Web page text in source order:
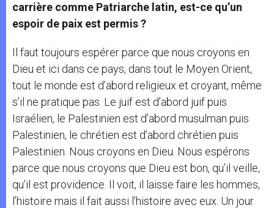
carrière comme Patriarche latin, est-ce qu’un
espoir de paix est permis ?
Il faut toujours espérer parce que nous croyons en
Dieu et ici dans ce pays, dans tout le Moyen Orient,
tout le monde est d’abord religieux et croyant, même
s’il ne pratique pas. Le juif est d’abord juif puis
Israélien, le Palestinien est d’abord musulman puis
Palestinien, le chrétien est d’abord chrétien puis
Palestinien. Nous croyons en Dieu. Nous espérons
parce que nous croyons que Dieu est bon, qu’il veille,
qu’il est providence. Il voit, il laisse faire les hommes,
l’histoire mais il fait aussi l’histoire avec eux. Un jour